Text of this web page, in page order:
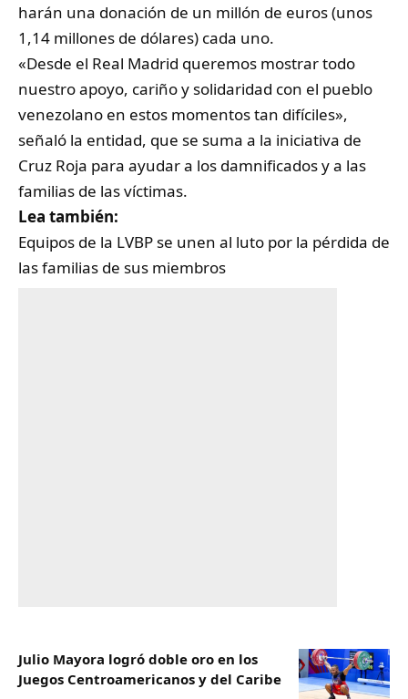
harán una donación de un millón de euros (unos
1,14 millones de dólares) cada uno.
«Desde el Real Madrid queremos mostrar todo
nuestro apoyo, cariño y solidaridad con el pueblo
venezolano en estos momentos tan difíciles»,
señaló la entidad, que se suma a la iniciativa de
Cruz Roja para ayudar a los damnificados y a las
familias de las víctimas.
Lea también:
Equipos de la LVBP se unen al luto por la pérdida de
las familias de sus miembros
Julio Mayora logró doble oro en los
Juegos Centroamericanos y del Caribe